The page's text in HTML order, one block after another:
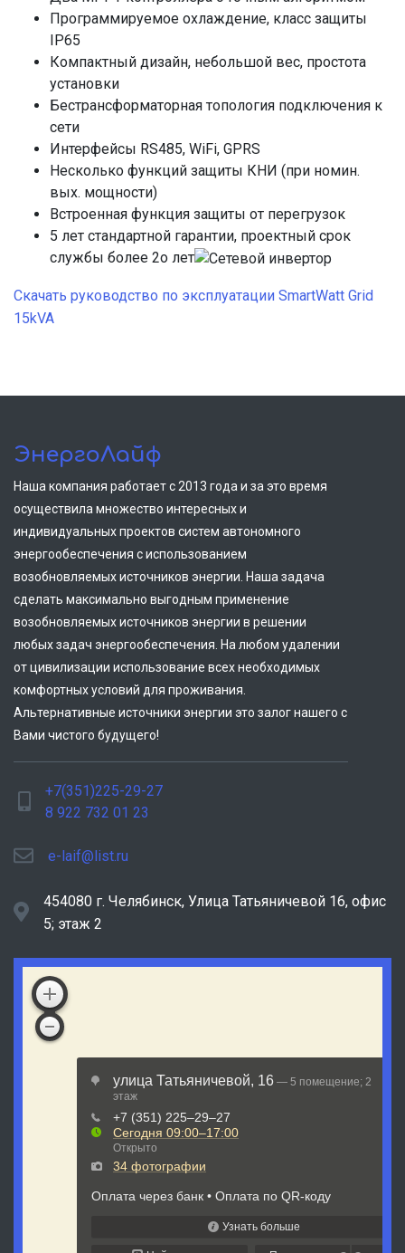
Программируемое охлаждение, класс защиты
IP65
Компактный дизайн, небольшой вес, простота
установки
Бестрансформаторная топология подключения к
сети
Интерфейсы RS485, WiFi, GPRS
Несколько функций защиты КНИ (при номин.
вых. мощности)
Встроенная функция защиты от перегрузок
5 лет стандартной гарантии, проектный срок
службы более 2о лет
Скачать руководство по эксплуатации SmartWatt Grid
15kVA
ЭнергоЛайф
Наша компания работает с 2013 года и за это время
осуществила множество интересных и
индивидуальных проектов систем автономного
энергообеспечения с использованием
возобновляемых источников энергии. Наша задача
сделать максимально выгодным применение
возобновляемых источников энергии в решении
любых задач энергообеспечения. На любом удалении
от цивилизации использование всех необходимых
комфортных условий для проживания.
Альтернативные источники энергии это залог нашего с
Вами чистого будущего!
+7(351)225-29-27
8 922 732 01 23
e-laif@list.ru
454080 г. Челябинск, ​Улица Татьяничевой 16, офис
5; этаж 2